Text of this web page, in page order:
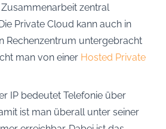
zentral
Private Cloud kann auch in
Rechenzentrum untergebracht
man von einer Hosted Private
IP bedeutet Telefonie über
ist man überall unter seiner